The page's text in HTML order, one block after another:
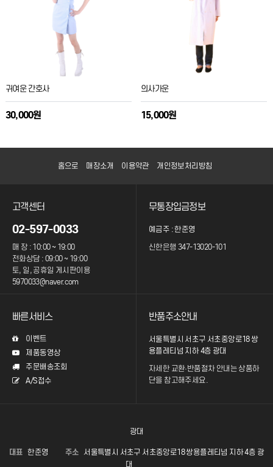
귀여운 간호사
30,000원
의사가운
15,000원
홈으로 매장소개 이용약관 개인정보처리방침
고객센터
02-597-0033
매 장 : 10:00 ~ 19:00
전화상담 : 09:00 ~ 19:00
토, 일, 공휴일 게시판이용
5970033@naver.com
무통장입금정보
예금주 : 한준영
신한은행 347-13020-101
빠른서비스
이벤트
제품동영상
주문배송조회
A/S접수
반품주소안내
서울특별시 서초구 서초중앙로18 쌍
용플레티넘 지하 4층 광대
자세한 교환·반품절차 안내는상품하
단을 참고해주세요.
광대
대표 한준영 주소 서울특별시 서초구 서초중앙로18 쌍용플레티넘 지하 4층 광
대